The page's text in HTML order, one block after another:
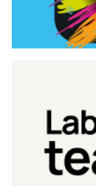
Laboratorio di